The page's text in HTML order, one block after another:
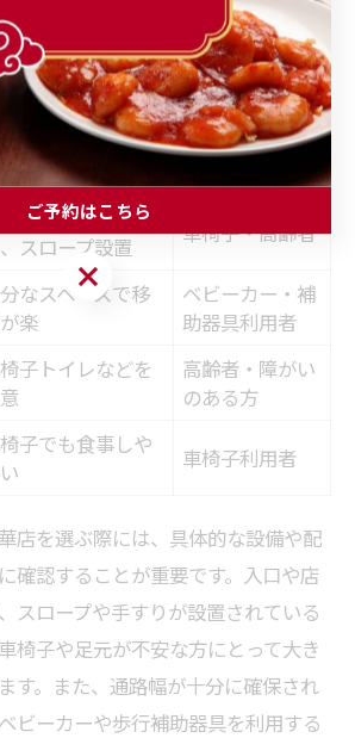
な人との時間を安心して過ごせる理
。
フリー設備を徹底解説
内容
口や店内に段差無
スロープ設置
車椅子・高齢者
なスペースで移
楽
ベビーカー・補
助器具利用者
子トイレなどを
高齢者・障がい
のある方
子でも食事しや
車椅子利用者
店を選ぶ際には、具体的な設備や配
確認することが重要です。入口や店
スロープや手すりが設置されている
椅子や足元が不安な方にとって大き
す。また、通路幅が十分に確保され
ビーカーや歩行補助器具を利用する
ご予約はこちら
ご予約はこちら